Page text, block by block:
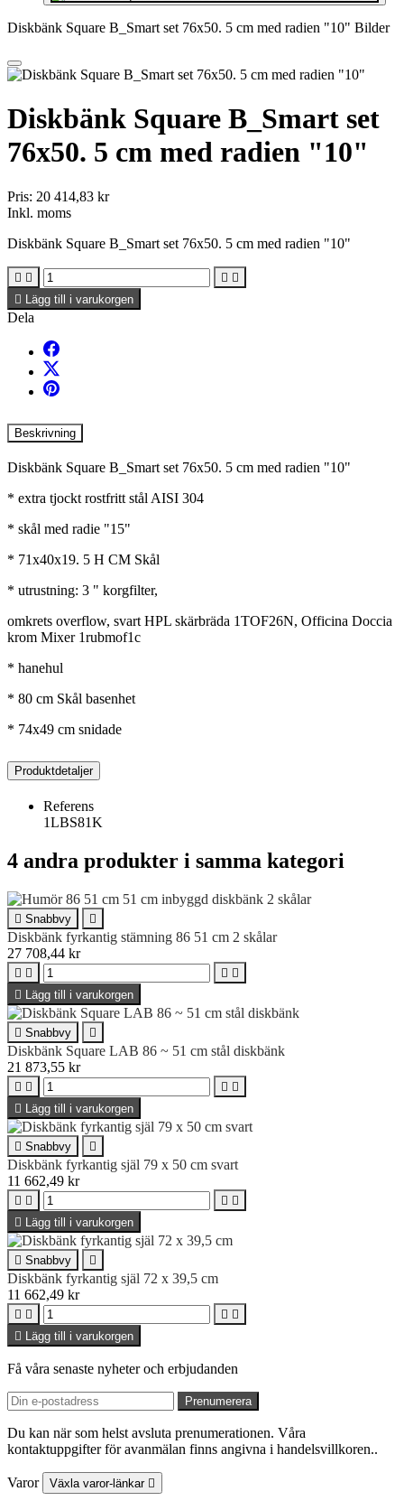
Diskbänk Square B_Smart set 76x50. 5 cm med radien "10" Bilder
Diskbänk Square B_Smart set
76x50. 5 cm med radien "10"
Pris: 20 414,83 kr
Inkl. moms
Diskbänk Square B_Smart set 76x50. 5 cm med radien "10"
   
 Lägg till i varukorgen
Dela
Beskrivning
Diskbänk Square B_Smart set 76x50. 5 cm med radien "10"
* extra tjockt rostfritt stål AISI 304
* skål med radie "15"
* 71x40x19. 5 H CM Skål
* utrustning: 3 " korgfilter,
omkrets overflow, svart HPL skärbräda 1TOF26N, Officina Doccia
krom Mixer 1rubmof1c
* hanehul
* 80 cm Skål basenhet
* 74x49 cm snidade
Produktdetaljer
Referens
1LBS81K
4 andra produkter i samma kategori
 Snabbvy 
Diskbänk fyrkantig stämning 86 51 cm 2 skålar
27 708,44 kr
   
 Lägg till i varukorgen
 Snabbvy 
Diskbänk Square LAB 86 ~ 51 cm stål diskbänk
21 873,55 kr
   
 Lägg till i varukorgen
 Snabbvy 
Diskbänk fyrkantig själ 79 x 50 cm svart
11 662,49 kr
   
 Lägg till i varukorgen
 Snabbvy 
Diskbänk fyrkantig själ 72 x 39,5 cm
11 662,49 kr
   
 Lägg till i varukorgen
Få våra senaste nyheter och erbjudanden
Du kan när som helst avsluta prenumerationen. Våra
kontaktuppgifter för avanmälan finns angivna i handelsvillkoren..
Varor Växla varor-länkar 